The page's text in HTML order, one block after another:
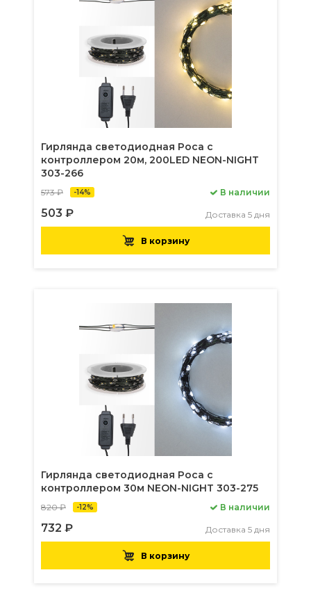
Гирлянда светодиодная Роса с
контроллером 20м, 200LED NEON-NIGHT
303-266
573 ₽ -14%
503 ₽
В наличии
Доставка 5 дня
В корзину
Гирлянда светодиодная Роса с
контроллером 30м NEON-NIGHT 303-275
820 ₽ -12%
732 ₽
В наличии
Доставка 5 дня
В корзину